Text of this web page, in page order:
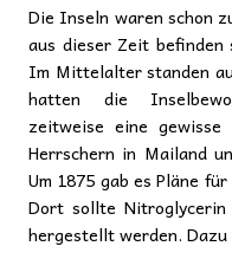
Die Inseln waren schon
aus dieser Zeit befinden
Im Mittelalter standen
hatten die
zeitweise eine gewisse
Herrschern in Mailand
Um 1875 gab es Pläne
Dort sollte
hergestellt werden. Dazu